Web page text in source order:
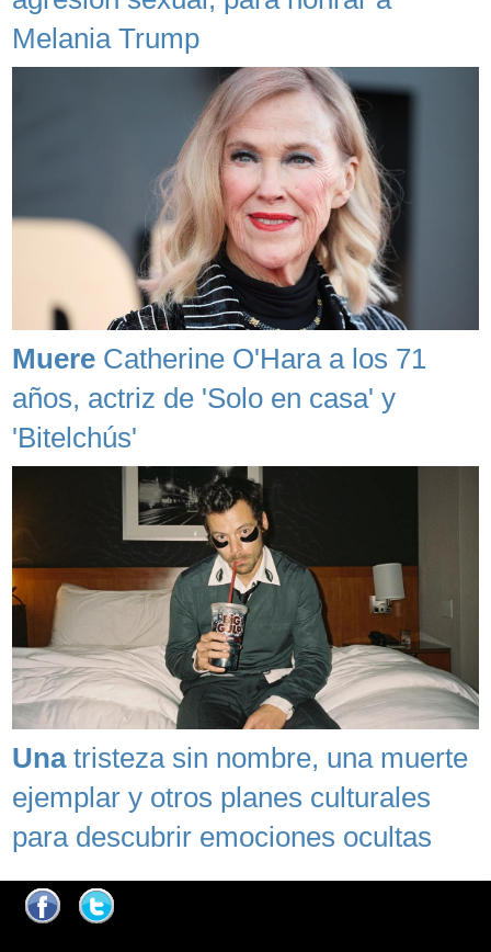
Melania Trump
Muere Catherine O'Hara a los 71
años, actriz de 'Solo en casa' y
'Bitelchús'
Unatristeza sin nombre, una muerte
ejemplar y otros planes culturales
para descubrir emociones ocultas